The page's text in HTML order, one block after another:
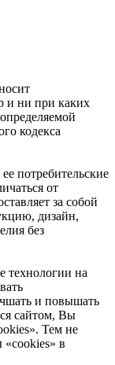
и ни при каких
кодекса
потребительские
от
за собой
дизайн,
без
технологии на
и повышать
сайтом, Вы
Тем не
в